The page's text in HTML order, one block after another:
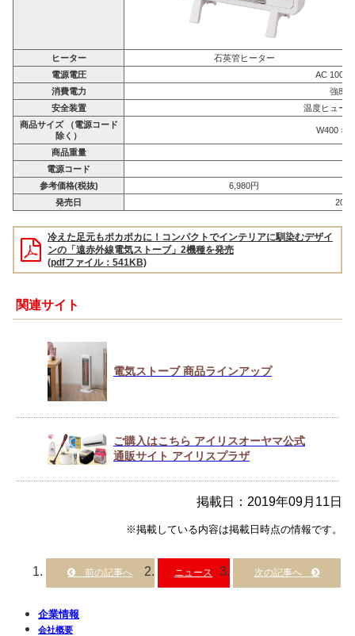
ヒーター
石英管ヒーター
電源電圧
AC 100V
消費電力
強
安全装置
温度ヒュー
商品サイズ （電源コード
除く）
W400 ×
商品重量
電源コード
参考価格(税抜)
6,980円
発売日
冷えた足元もポカポカに！コンパクトでインテリアに馴染むデザイ
ンの「遠赤外線電気ストーブ」2機種を発売
(pdfファイル：541KB)
関連サイト
電気ストーブ 商品ラインアップ
ご購入はこちら アイリスオーヤマ公式
通販サイト アイリスプラザ
掲載日：2019年09月11日
※掲載している内容は掲載日時点の情報です。
ニュース
企業情報
会社概要